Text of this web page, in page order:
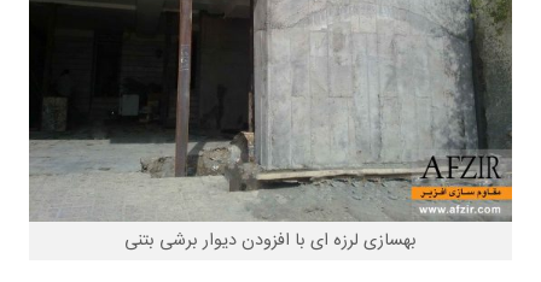
بهسازی لرزه ای با افزودن دیوار برشی بتنی